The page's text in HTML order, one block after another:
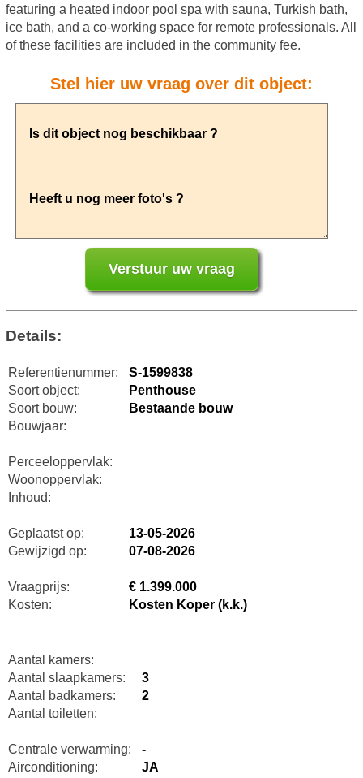
featuring a heated indoor pool spa with sauna, Turkish bath,
ice bath, and a co-working space for remote professionals. All
of these facilities are included in the community fee.
Stel hier uw vraag over dit object:
Details:
Referentienummer:
S-1599838
Soort object:
Penthouse
Soort bouw:
Bestaande bouw
Bouwjaar:
Perceeloppervlak:
Woonoppervlak:
Inhoud:
Geplaatst op:
13-05-2026
Gewijzigd op:
07-08-2026
Vraagprijs:
€ 1.399.000
Kosten:
Kosten Koper (k.k.)
Aantal kamers:
Aantal slaapkamers:
3
Aantal badkamers:
2
Aantal toiletten:
Centrale verwarming:
-
Airconditioning:
JA